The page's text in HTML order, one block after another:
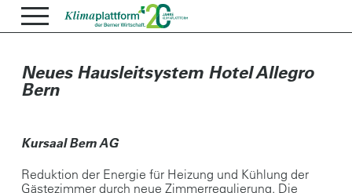
Neues Hausleitsystem Hotel Allegro
Bern
Kursaal Bern AG
Reduktion der Energie für Heizung und Kühlung der
Gästezimmer durch neue Zimmerregulierung. Die